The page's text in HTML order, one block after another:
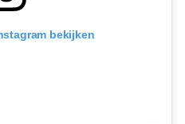
bekijken